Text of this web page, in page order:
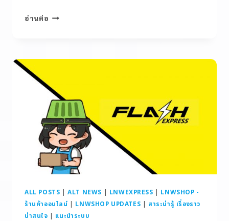
อ่านต่อ
ALL POSTS |ALT NEWS | LNWEXPRESS | LNWSHOP -
ร้านค้าออนไลน์ | LNWSHOP UPDATES | สาระน่ารู้ เรื่องราว
น่าสนใจ | แนะนำระบบ